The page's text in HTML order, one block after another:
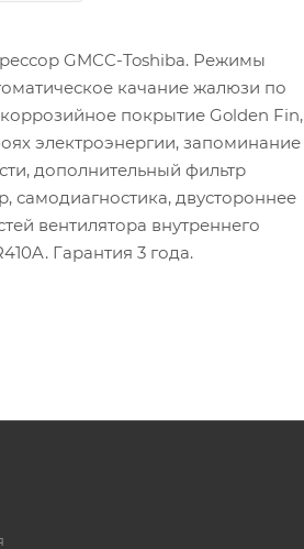
GMCC-Toshiba. Режимы
качание жалюзи по
покрытие Golden Fin,
электроэнергии, запоминание
дополнительный фильтр
самодиагностика, двустороннее
вентилятора внутреннего
Гарантия 3 года.